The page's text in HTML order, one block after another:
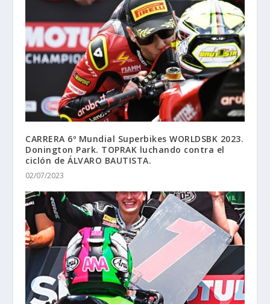
CARRERA 6º Mundial Superbikes WORLDSBK 2023.
Donington Park. TOPRAK luchando contra el
ciclón de ÁLVARO BAUTISTA.
02/07/2023